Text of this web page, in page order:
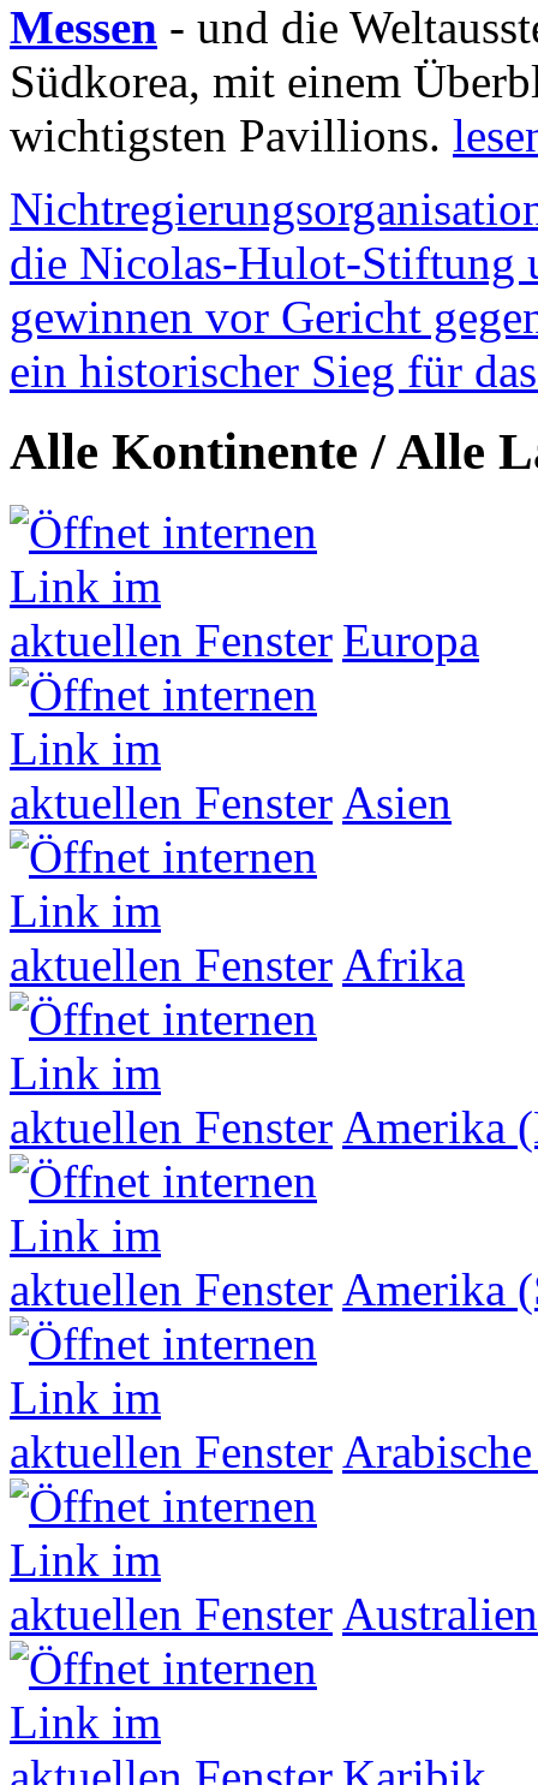
Messen - und die
Südkorea, mit einem
wichtigsten Pavillions.
die Nicolas-Hulot-Stiftung
gewinnen vor Gericht
ein historischer Sieg für
Alle Kontinente / Alle
Europa
Asien
Afrika
Amerika
Amerika
Australien